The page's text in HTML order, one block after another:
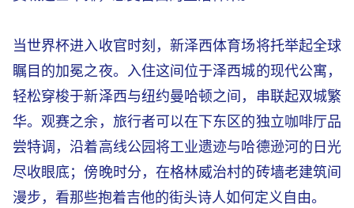
当世界杯进入收官时刻，新泽西体育场将托举起全球
瞩目的加冕之夜。入住这间位于泽西城的现代公寓，
轻松穿梭于新泽西与纽约曼哈顿之间，串联起双城繁
华。观赛之余，旅行者可以在下东区的独立咖啡厅品
尝特调，沿着高线公园将工业遗迹与哈德逊河的日光
尽收眼底；傍晚时分，在格林威治村的砖墙老建筑间
漫步，看那些抱着吉他的街头诗人如何定义自由。